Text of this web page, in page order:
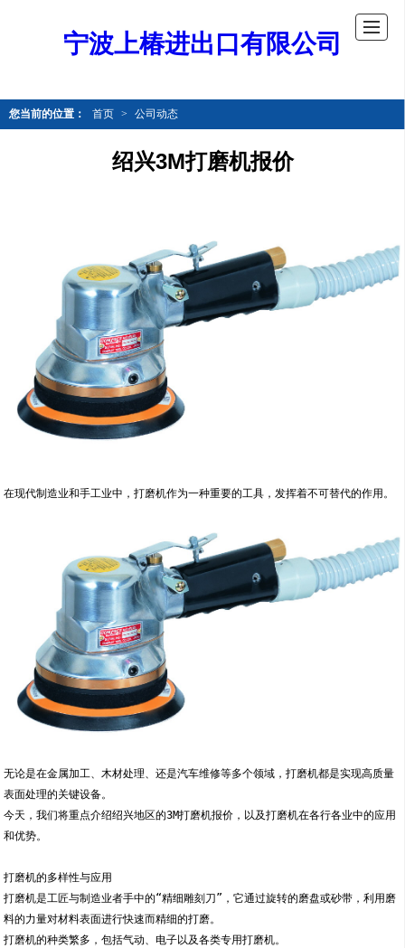
宁波上椿进出口有限公司
您当前的位置： 首页 > 公司动态
绍兴3M打磨机报价
在现代制造业和手工业中，打磨机作为一种重要的工具，发挥着不可替代的作用。
无论是在金属加工、木材处理、还是汽车维修等多个领域，打磨机都是实现高质量
表面处理的关键设备。
今天，我们将重点介绍绍兴地区的3M打磨机报价，以及打磨机在各行各业中的应用
和优势。
打磨机的多样性与应用
打磨机是工匠与制造业者手中的“精细雕刻刀”，它通过旋转的磨盘或砂带，利用磨
料的力量对材料表面进行快速而精细的打磨。
打磨机的种类繁多，包括气动、电子以及各类专用打磨机。